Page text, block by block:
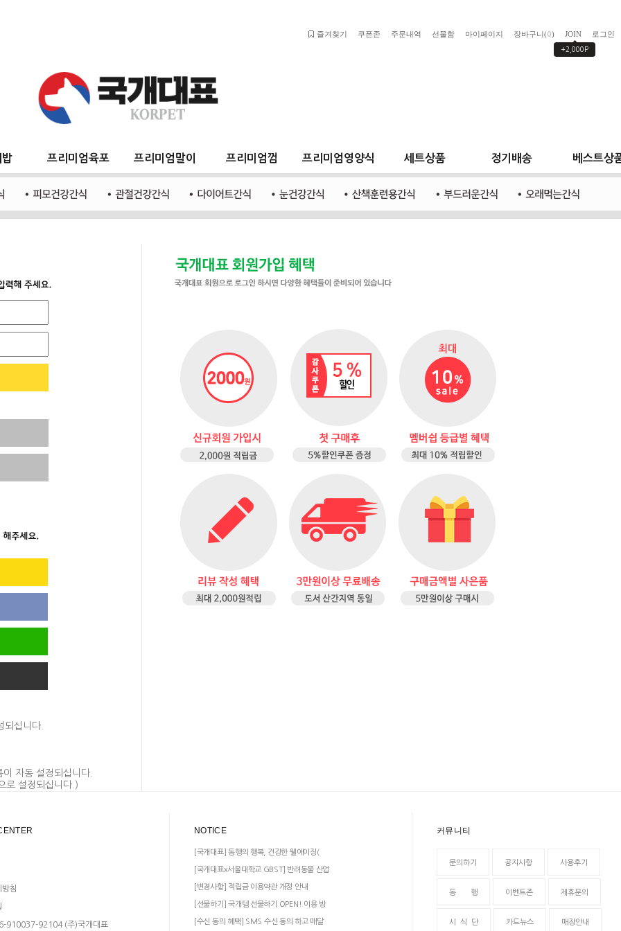
로그인
JOIN
+2,000P
장바구니(0)
마이페이지
선물함
주문내역
쿠폰존
즐겨찾기
밥 프리미엄육포 프리미엄말이 프리미엄껌 프리미엄영양식 세트상품 정기배송 베스트상
십니다.
자동 설정되십니다.
로 설정되십니다.)
침
910037-92104 (주)국개대표
NOTICE
[국개대표] 동행의 행복, 건강한 웰에이징(
[국개대표x서울대학교 GBST] 반려동물 산업
[변경사항] 적립금 이용약관 개정 안내
[선물하기] 국개템 선물하기 OPEN! 이용 방
[수신 동의 혜택] SMS 수신 동의 하고 매달
커뮤니티
문의하기 공지사항 사용후기
동 행 이벤트존 제휴문의
시 식 단 카드뉴스 매장안내